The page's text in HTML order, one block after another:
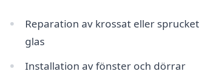
Reparation av krossat eller sprucket
glas
Installation av fönster och dörrar